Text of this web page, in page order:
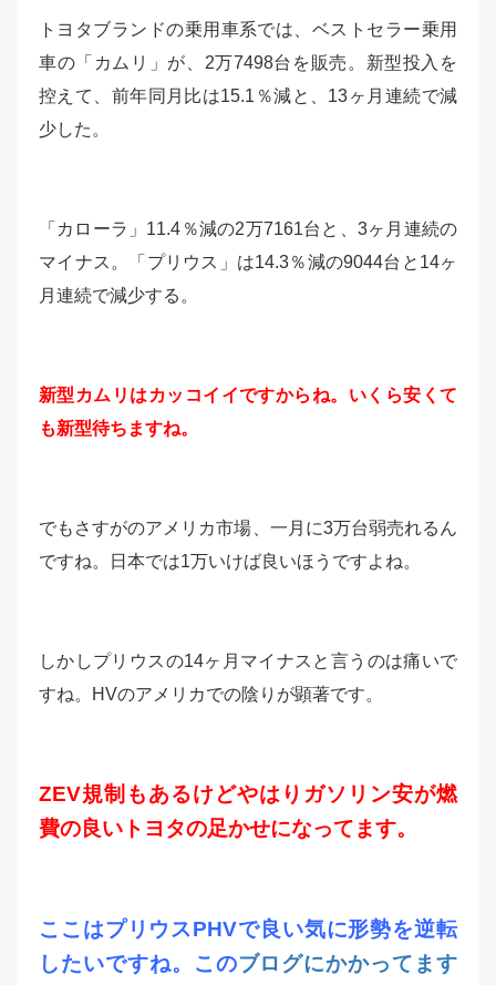
トヨタブランドの乗用車系では、ベストセラー乗用
車の「カムリ」が、2万7498台を販売。新型投入を
控えて、前年同月比は15.1％減と、13ヶ月連続で減
少した。
「カローラ」11.4％減の2万7161台と、3ヶ月連続の
マイナス。「プリウス」は14.3％減の9044台と14ヶ
月連続で減少する。
新型カムリ はカッコイイですからね。いくら安くて
も新型待ちますね。
でもさすがのアメリカ市場、一月に3万台弱売れるん
ですね。日本では1万いけば良いほうですよね。
しかしプリウスの14ヶ月マイナスと言うのは痛いで
すね。HVのアメリカでの陰りが顕著です。
ZEV規制もあるけどやはりガソリン安が燃
費の良いトヨタの足かせになってます。
ここはプリウスPHVで良い気に形勢を逆転
したいですね。このブログにかかってます